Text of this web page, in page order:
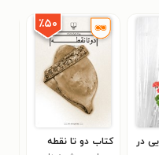
در
٪۵۰
کتاب دو تا نقطه